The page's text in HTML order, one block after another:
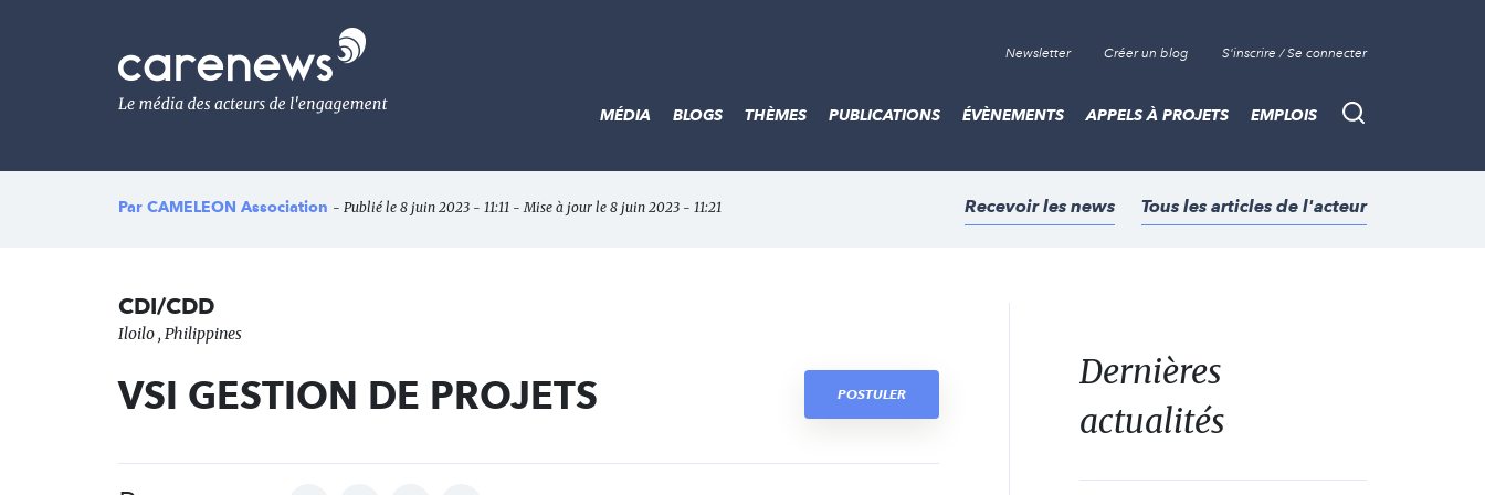
Le
média
de
l'engagement
Newsletter Créer un blog S'inscrire / Se connecter
Recherche
MÉDIA BLOGS THÈMES PUBLICATIONS ÉVÈNEMENTS APPELS À PROJETS EMPLOIS
Par CAMELEON Association - Publié le 8 juin 2023 - 11:11 - Mise à jour le 8 juin 2023 - 11:21 Recevoir les news Tous les articles de l'acteur
CDI/CDD
Iloilo , Philippines
VSI GESTION DE PROJETS POSTULER
Dernières
actualités